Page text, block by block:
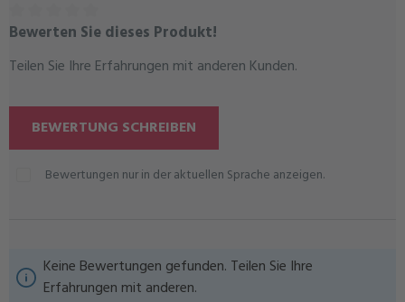
Durchschnittliche Bewertung von 0 von 5 Sternen
Bewerten Sie dieses Produkt!
Teilen Sie Ihre Erfahrungen mit anderen Kunden.
BEWERTUNG SCHREIBEN
Bewertungen nur in der aktuellen Sprache anzeigen.
Keine Bewertungen gefunden. Teilen Sie Ihre
Erfahrungen mit anderen.